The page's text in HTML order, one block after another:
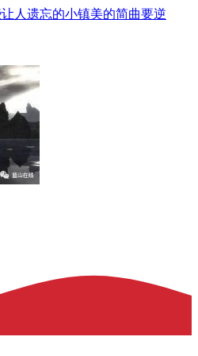
让人遗忘的小镇美的简曲要逆